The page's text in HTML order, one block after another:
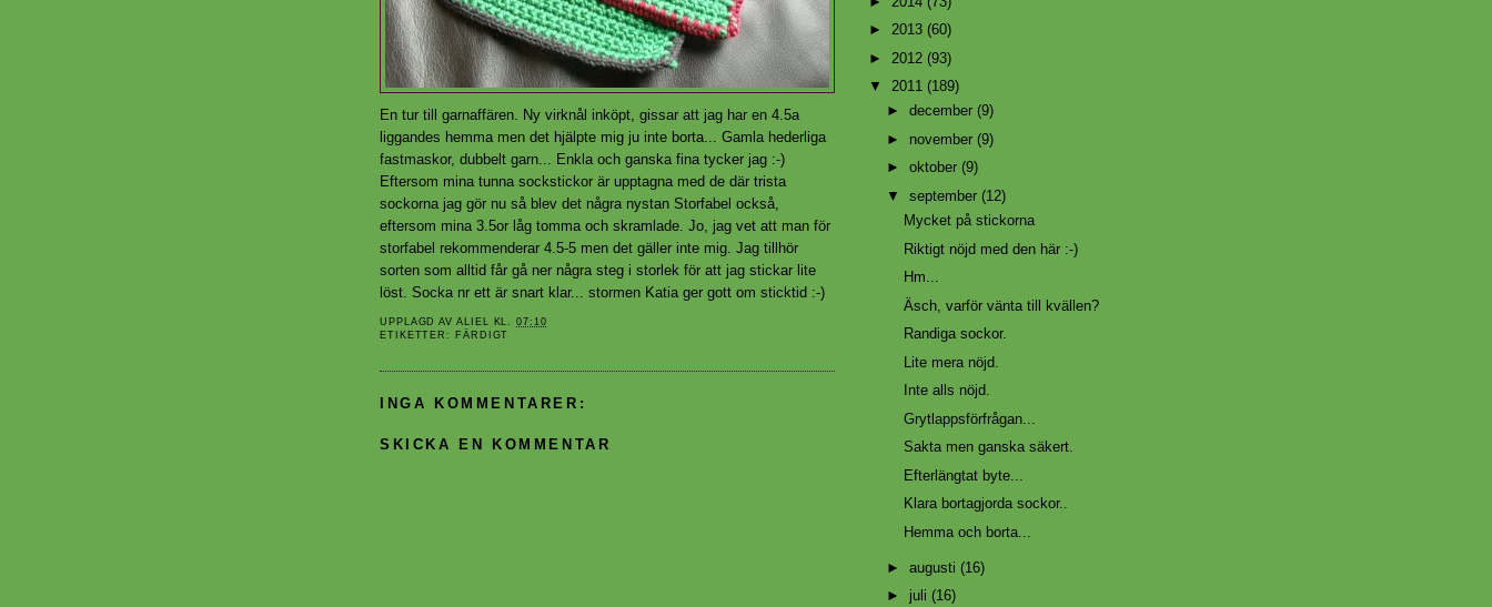
En tur till garnaffären. Ny virknål inköpt, gissar att jag har en 4.5a
liggandes hemma men det hjälpte mig ju inte borta... Gamla hederliga
fastmaskor, dubbelt garn... Enkla och ganska fina tycker jag :-)
Eftersom mina tunna sockstickor är upptagna med de där trista
sockorna jag gör nu så blev det några nystan Storfabel också,
eftersom mina 3.5or låg tomma och skramlade. Jo, jag vet att man för
storfabel rekommenderar 4.5-5 men det gäller inte mig. Jag tillhör
sorten som alltid får gå ner några steg i storlek för att jag stickar lite
löst. Socka nr ett är snart klar... stormen Katia ger gott om sticktid :-)
UPPLAGD AVALIEL KL.07:10
ETIKETTER: FÄRDIGT
INGA KOMMENTARER:
SKICKA EN KOMMENTAR
► 2013 (60)
► 2012 (93)
▼ 2011 (189)
► december (9)
► november (9)
► oktober (9)
▼ september (12)
Mycket på stickorna
Riktigt nöjd med den här :-)
Hm...
Äsch, varför vänta till kvällen?
Randiga sockor.
Lite mera nöjd.
Inte alls nöjd.
Grytlappsförfrågan...
Sakta men ganska säkert.
Efterlängtat byte...
Klara bortagjorda sockor..
Hemma och borta...
► augusti (16)
► juli (16)